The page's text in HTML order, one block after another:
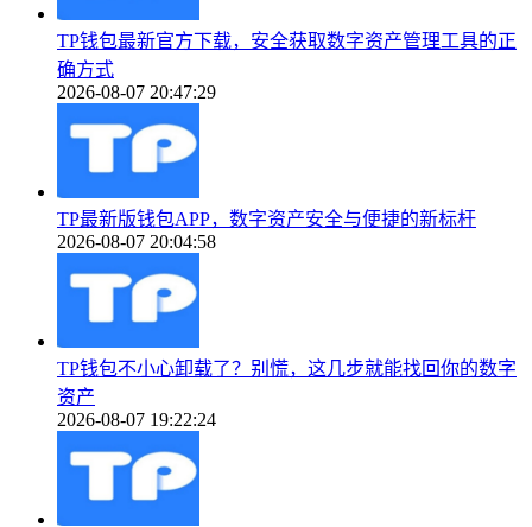
TP钱包最新官方下载，安全获取数字资产管理工具的正
确方式
2026-08-07 20:47:29
TP最新版钱包APP，数字资产安全与便捷的新标杆
2026-08-07 20:04:58
TP钱包不小心卸载了？别慌，这几步就能找回你的数字
资产
2026-08-07 19:22:24